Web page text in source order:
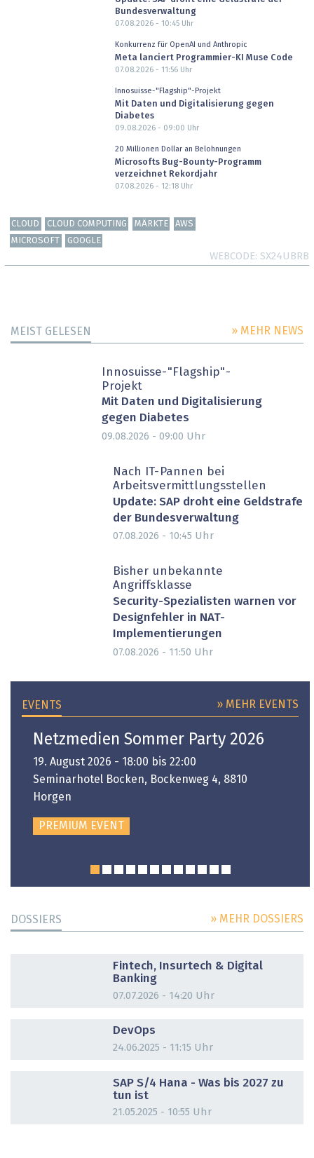
Bundesverwaltung
07.08.2026 - 10:45Uhr
Konkurrenz für OpenAI und Anthropic
Meta lanciert Programmier-KI Muse Code
07.08.2026 - 11:56Uhr
Innosuisse-"Flagship"-Projekt
Mit Daten und Digitalisierung gegen
Diabetes
09.08.2026 - 09:00 Uhr
20 Millionen Dollar an Belohnungen
Microsofts Bug-Bounty-Programm
verzeichnet Rekordjahr
07.08.2026 - 12:18Uhr
CLOUD CLOUD COMPUTING MÄRKTE
AWS
MICROSOFT
GOOGLE
WEBCODE SX24UBRB
MEIST GELESEN » MEHR NEWS
Innosuisse-"Flagship"-
Projekt
Mit Daten und Digitalisierung
gegen Diabetes
09.08.2026 - 09:00 Uhr
Nach IT-Pannen bei
Arbeitsvermittlungsstellen
Update: SAP droht eine Geldstrafe
der Bundesverwaltung
07.08.2026 - 10:45 Uhr
Bisher unbekannte
Angriffsklasse
Security-Spezialisten warnen vor
Designfehler in NAT-
Implementierungen
07.08.2026 - 11:50 Uhr
EVENTS » MEHR EVENTS
Netzmedien Sommer Party 2026
19. August 2026 - 18:00 bis 22:00
Seminarhotel Bocken, Bockenweg 4, 8810
Horgen
PREMIUM EVENT
DOSSIERS » MEHR DOSSIERS
Fintech, Insurtech & Digital
Banking
07.07.2026 - 14:20 Uhr
DevOps
24.06.2025 - 11:15 Uhr
SAP S/4 Hana - Was bis 2027 zu
tun ist
21.05.2025 - 10:55 Uhr